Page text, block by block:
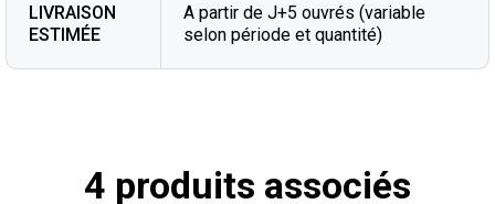
LIVRAISON
ESTIMÉE
A partir de J+5 ouvrés (variable
selon période et quantité)
4 produits associés